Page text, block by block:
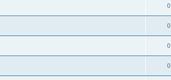
0
0
0
0